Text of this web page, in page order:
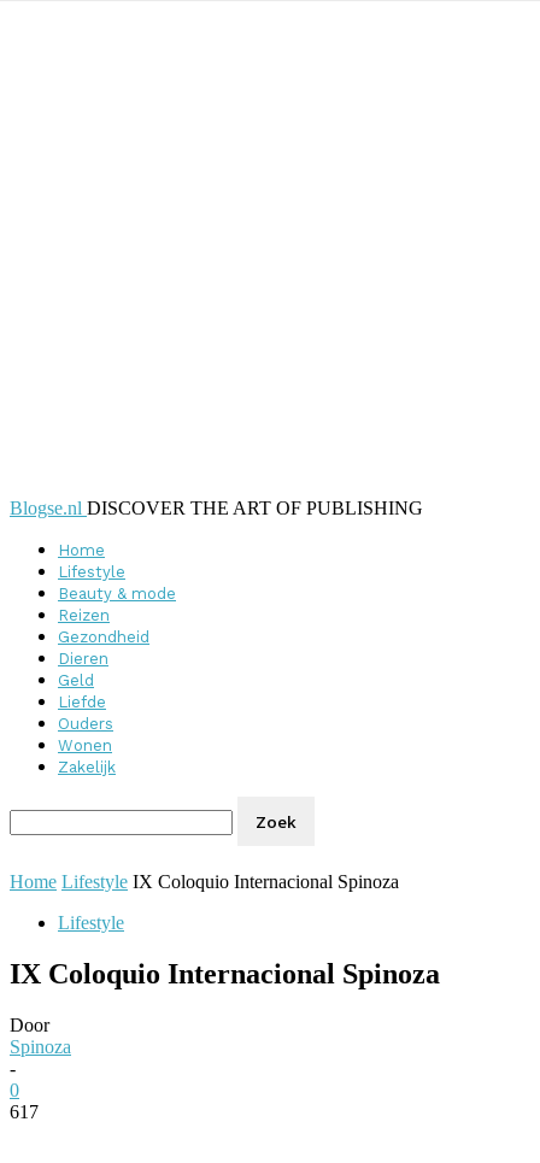
Blogse.nl DISCOVER THE ART OF PUBLISHING
Home
Lifestyle
Beauty & mode
Reizen
Gezondheid
Dieren
Geld
Liefde
Ouders
Wonen
Zakelijk
Home Lifestyle IX Coloquio Internacional Spinoza
Lifestyle
IX Coloquio Internacional Spinoza
Door
Spinoza
-
0
617